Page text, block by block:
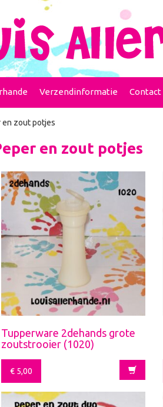
Verzendinformatie Contact
en zout potjes
en zout potjes
Tupperware 2dehands grote
zoutstrooier (1020)
€ 5,00